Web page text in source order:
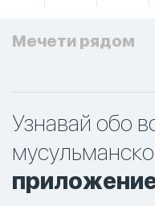
Мечети рядом
Узнавай обо